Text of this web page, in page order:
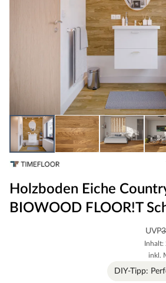
Holzboden Eiche
BIOWOOD FLOOR!T
UVP
Inhalt:
inkl.
DIY-Tipp: